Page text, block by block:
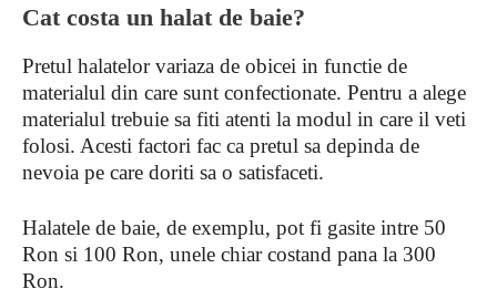
Cat costa un halat de baie?
Pretul halatelor variaza de obicei in functie de
materialul din care sunt confectionate. Pentru a alege
materialul trebuie sa fiti atenti la modul in care il veti
folosi. Acesti factori fac ca pretul sa depinda de
nevoia pe care doriti sa o satisfaceti.
Halatele de baie, de exemplu, pot fi gasite intre 50
Ron si 100 Ron, unele chiar costand pana la 300
Ron.